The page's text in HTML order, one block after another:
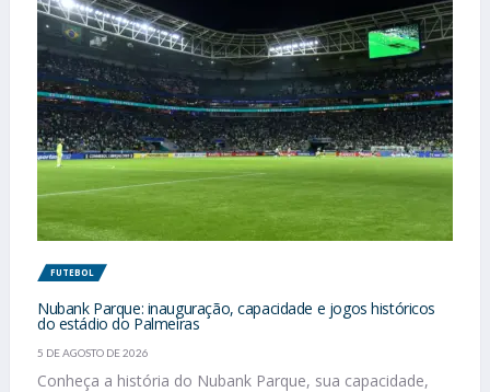
FUTEBOL
Nubank Parque: inauguração, capacidade e jogos históricos
do estádio do Palmeiras
5 DE AGOSTO DE 2026
Conheça a história do Nubank Parque, sua capacidade,